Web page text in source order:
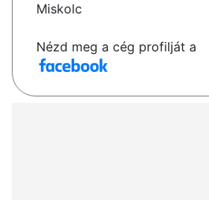
Miskolc
Nézd meg a cég profilját a